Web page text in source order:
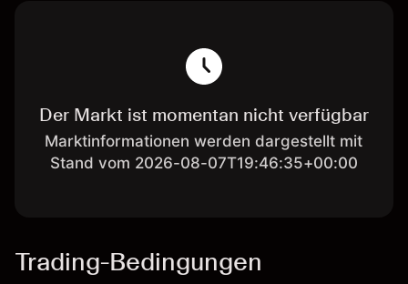
Der Markt ist momentan nicht verfügbar
Marktinformationen werden dargestellt mit
Stand vom 2026-08-07T19:46:35+00:00
Trading-Bedingungen